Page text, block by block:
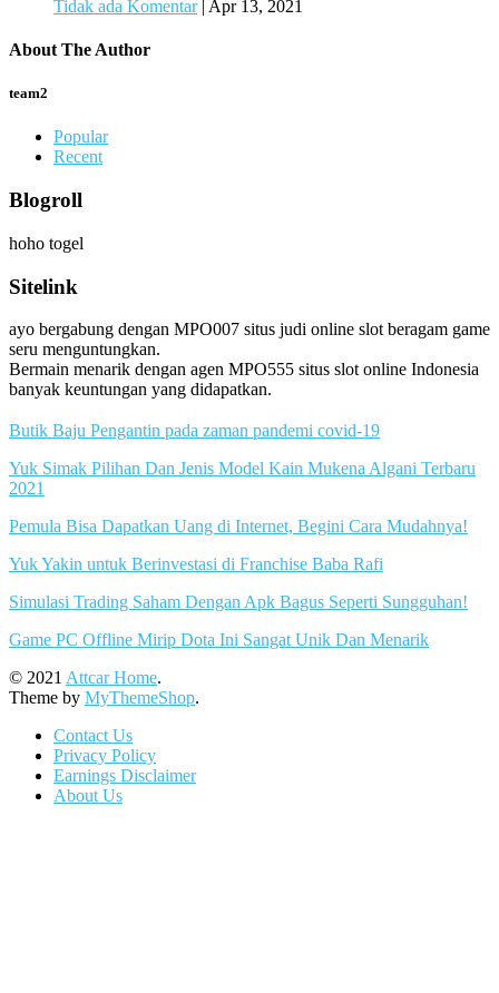
Tidak ada Komentar| Apr 13, 2021
About The Author
team2
Popular
Recent
Blogroll
hoho togel
Sitelink
ayo bergabung dengan MPO007 situs judi online slot beragam game
seru menguntungkan.
Bermain menarik dengan agen MPO555 situs slot online Indonesia
banyak keuntungan yang didapatkan.
Butik Baju Pengantin pada zaman pandemi covid-19
Yuk Simak Pilihan Dan Jenis Model Kain Mukena Algani Terbaru
2021
Pemula Bisa Dapatkan Uang di Internet, Begini Cara Mudahnya!
Yuk Yakin untuk Berinvestasi di Franchise Baba Rafi
Simulasi Trading Saham Dengan Apk Bagus Seperti Sungguhan!
Game PC Offline Mirip Dota Ini Sangat Unik Dan Menarik
© 2021 Attcar Home.
Theme by MyThemeShop.
Contact Us
Privacy Policy
Earnings Disclaimer
About Us